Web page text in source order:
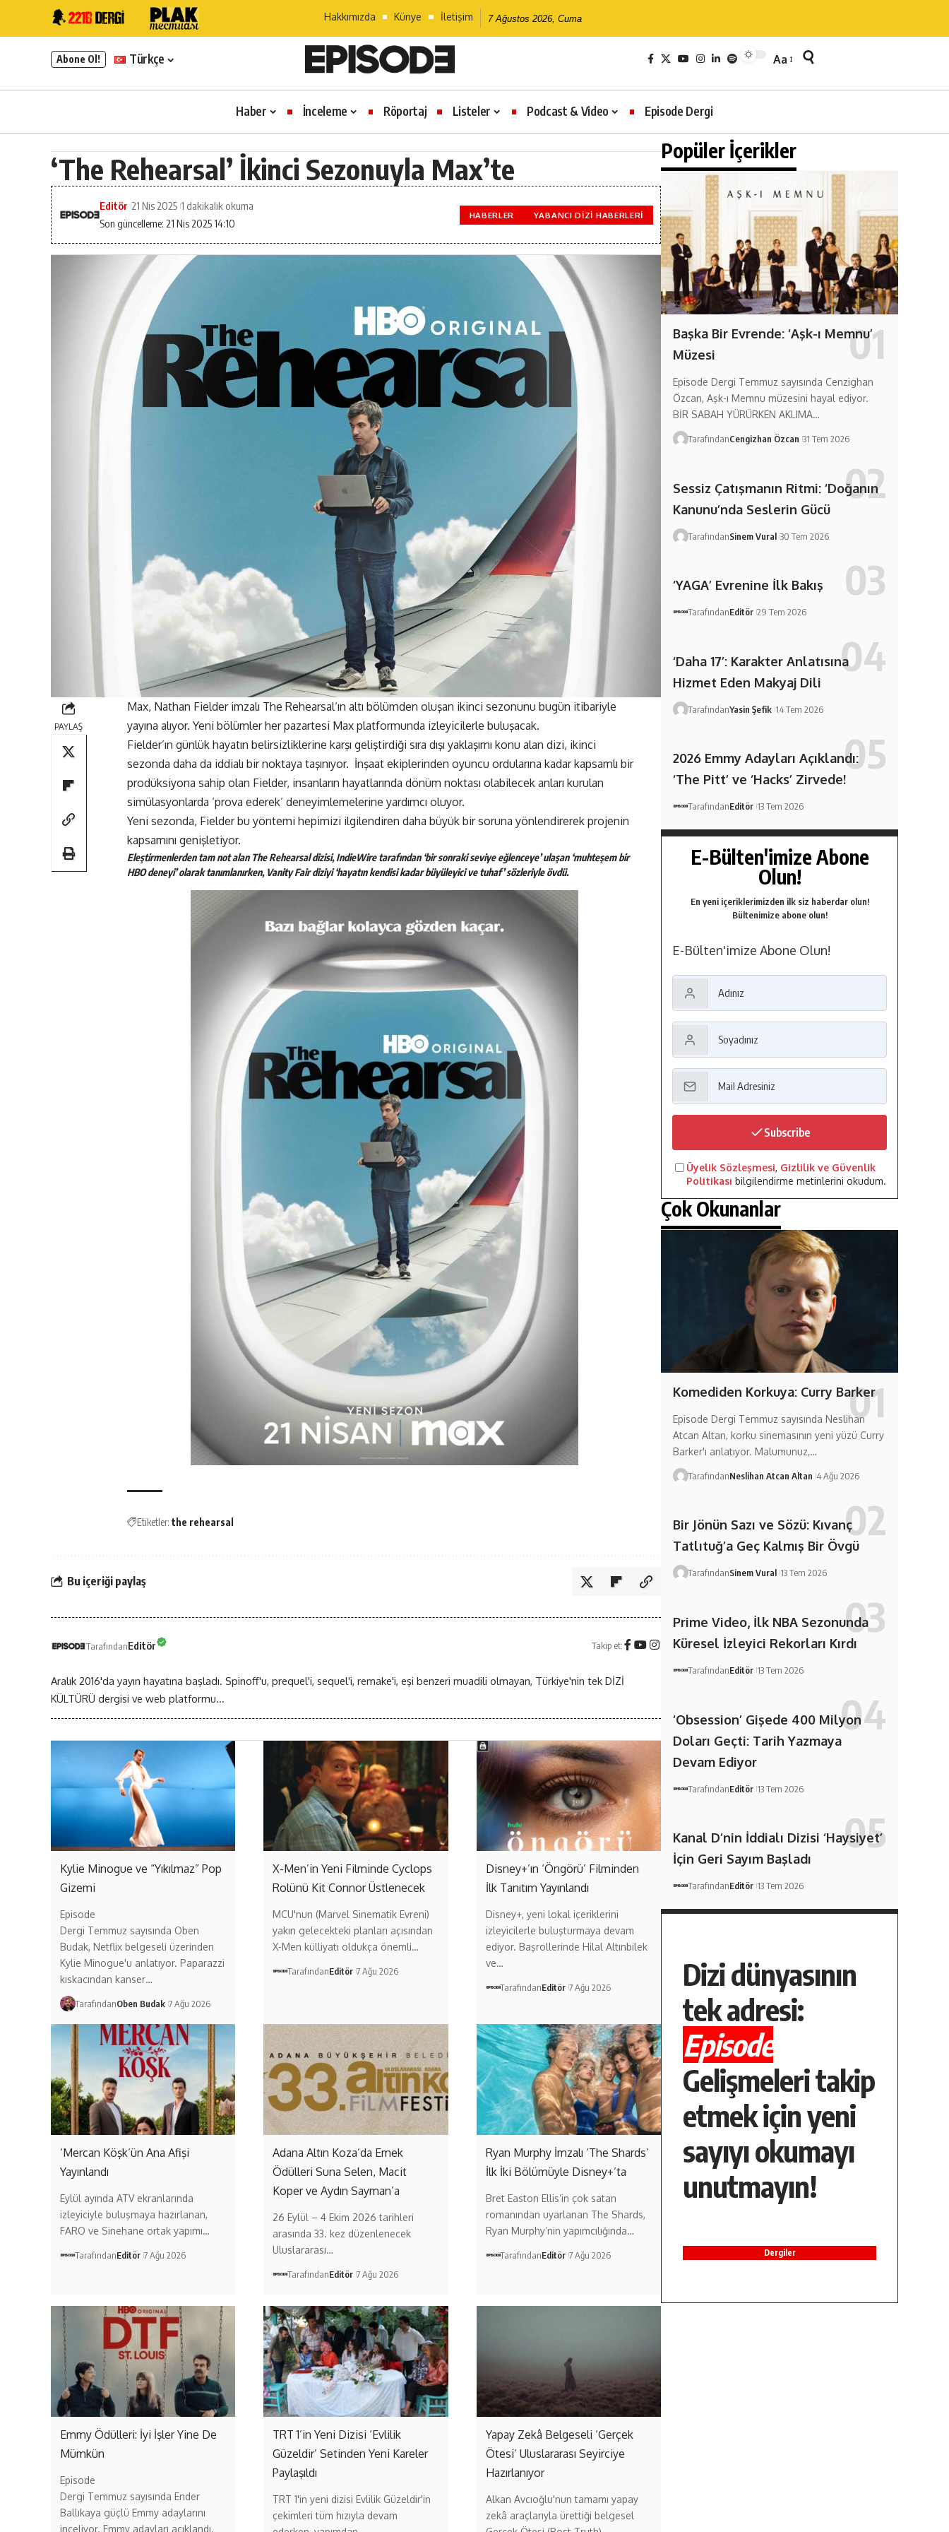
Hakkımızda Künye İletişim 7 Ağustos 2026, Cuma
Abone Ol! Türkçe Aa
Haber İnceleme Röportaj Listeler Podcast & Video Episode Dergi
‘The Rehearsal’ İkinci Sezonuyla Max’te
Son güncelleme: 21 Nis 2025 14:10
Editör 21 Nis 2025 1 dakikalık okuma
HABERLER YABANCI DIZI HABERLERI
PAYLAŞ
Max, Nathan Fielder imzalı The Rehearsal‘ın altı bölümden oluşan ikinci sezonunu bugün itibariyle
yayına alıyor. Yeni bölümler her pazartesi Max platformunda izleyicilerle buluşacak.
Fielder’ın günlük hayatın belirsizliklerine karşı geliştirdiği sıra dışı yaklaşımı konu alan dizi, ikinci
sezonda daha da iddialı bir noktaya taşınıyor. İnşaat ekiplerinden oyuncu ordularına kadar kapsamlı bir
prodüksiyona sahip olan Fielder, insanların hayatlarında dönüm noktası olabilecek anları kurulan
simülasyonlarda ‘prova ederek’ deneyimlemelerine yardımcı oluyor.
Yeni sezonda, Fielder bu yöntemi hepimizi ilgilendiren daha büyük bir soruna yönlendirerek projenin
kapsamını genişletiyor.
Eleştirmenlerden tam not alan The Rehearsal dizisi, IndieWire tarafından ‘bir sonraki seviye eğlenceye’ ulaşan ‘muhteşem bir
HBO deneyi’ olarak tanımlanırken, Vanity Fair diziyi ‘hayatın kendisi kadar büyüleyici ve tuhaf’ sözleriyle övdü.
Etiketler: the rehearsal
Bu içeriği paylaş
TarafındanEditör Takip et:
Aralık 2016'da yayın hayatına başladı. Spinoff'u, prequel'i, sequel'i, remake'i, eşi benzeri muadili olmayan, Türkiye'nin tek DİZİ
KÜLTÜRÜ dergisi ve web platformu...
Kylie Minogue ve “Yıkılmaz” Pop
Gizemi
Episode
Dergi Temmuz sayısında Oben
Budak, Netflix belgeseli üzerinden
Kylie Minogue'u anlatıyor. Paparazzi
kıskacından kanser…
TarafındanOben Budak 7 Ağu 2026
X-Men’in Yeni Filminde Cyclops
Rolünü Kit Connor Üstlenecek
MCU'nun (Marvel Sinematik Evreni)
yakın gelecekteki planları açısından
X-Men külliyatı oldukça önemli…
TarafındanEditör 7 Ağu 2026
Disney+’ın ‘Öngörü’ Filminden
İlk Tanıtım Yayınlandı
Disney+, yeni lokal içeriklerini
izleyicilerle buluşturmaya devam
ediyor. Başrollerinde Hilal Altınbilek
ve…
TarafındanEditör 7 Ağu 2026
‘Mercan Köşk’ün Ana Afişi
Yayınlandı
Eylül ayında ATV ekranlarında
izleyiciyle buluşmaya hazırlanan,
FARO ve Sinehane ortak yapımı…
TarafındanEditör 7 Ağu 2026
Adana Altın Koza’da Emek
Ödülleri Suna Selen, Macit
Koper ve Aydın Sayman’a
26 Eylül – 4 Ekim 2026 tarihleri
arasında 33. kez düzenlenecek
Uluslararası…
TarafındanEditör 7 Ağu 2026
Ryan Murphy İmzalı ‘The Shards’
İlk İki Bölümüyle Disney+’ta
Bret Easton Ellis’in çok satan
romanından uyarlanan The Shards,
Ryan Murphy’nin yapımcılığında…
TarafındanEditör 7 Ağu 2026
Emmy Ödülleri: İyi İşler Yine De
Mümkün
Episode
Dergi Temmuz sayısında Ender
Ballıkaya güçlü Emmy adaylarını
inceliyor. Emmy adayları açıklandı.
TRT 1’in Yeni Dizisi ‘Evlilik
Güzeldir’ Setinden Yeni Kareler
Paylaşıldı
TRT 1'in yeni dizisi Evlilik Güzeldir'in
çekimleri tüm hızıyla devam
Yapay Zekâ Belgeseli ‘Gerçek
Ötesi’ Uluslararası Seyirciye
Hazırlanıyor
Alkan Avcıoğlu'nun tamamı yapay
zekâ araçlarıyla ürettiği belgesel
Popüler İçerikler
Başka Bir Evrende: ‘Aşk-ı Memnu’
Müzesi
Episode Dergi Temmuz sayısında Cenzighan
Özcan, Aşk-ı Memnu müzesini hayal ediyor.
BİR SABAH YÜRÜRKEN AKLIMA…
TarafındanCengizhan Özcan 31 Tem 2026
Sessiz Çatışmanın Ritmi: ‘Doğanın
Kanunu’nda Seslerin Gücü
TarafındanSinem Vural 30 Tem 2026
‘YAGA’ Evrenine İlk Bakış
TarafındanEditör 29 Tem 2026
‘Daha 17’: Karakter Anlatısına
Hizmet Eden Makyaj Dili
TarafındanYasin Şefik 14 Tem 2026
2026 Emmy Adayları Açıklandı:
‘The Pitt’ ve ‘Hacks’ Zirvede!
TarafındanEditör 13 Tem 2026
E-Bülten'imize Abone
Olun!
En yeni içeriklerimizden ilk siz haberdar olun!
Bültenimize abone olun!
E-Bülten'imize Abone Olun!
Subscribe
Üyelik Sözleşmesi, Gizlilik ve Güvenlik
Politikası bilgilendirme metinlerini okudum.
Çok Okunanlar
Komediden Korkuya: Curry Barker
Episode Dergi Temmuz sayısında Neslihan
Atcan Altan, korku sinemasının yeni yüzü Curry
Barker'ı anlatıyor. Malumunuz,…
TarafındanNeslihan Atcan Altan 4 Ağu 2026
Bir Jönün Sazı ve Sözü: Kıvanç
Tatlıtuğ’a Geç Kalmış Bir Övgü
TarafındanSinem Vural 13 Tem 2026
Prime Video, İlk NBA Sezonunda
Küresel İzleyici Rekorları Kırdı
TarafındanEditör 13 Tem 2026
‘Obsession’ Gişede 400 Milyon
Doları Geçti: Tarih Yazmaya
Devam Ediyor
TarafındanEditör 13 Tem 2026
Kanal D’nin İddialı Dizisi ‘Haysiyet’
İçin Geri Sayım Başladı
TarafındanEditör 13 Tem 2026
Dizi dünyasının
tek adresi:
Episode
Gelişmeleri takip
etmek için yeni
sayıyı okumayı
unutmayın!
Dergiler